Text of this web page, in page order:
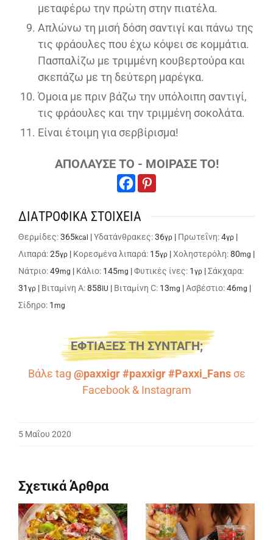
μεταφέρω την πρώτη στην πιατέλα.
Απλώνω τη μισή δόση σαντιγί και πάνω της
τις φράουλες που έχω κόψει σε κομμάτια.
Πασπαλίζω με τριμμένη κουβερτούρα και
σκεπάζω με τη δεύτερη μαρέγκα.
Όμοια με πριν βάζω την υπόλοιπη σαντιγί,
τις φράουλες και την τριμμένη σοκολάτα.
Είναι έτοιμη για σερβίρισμα!
ΑΠΟΛΑΥΣΕ ΤΟ - ΜΟΙΡΑΣΕ ΤΟ!
ΔΙΑΤΡΟΦΙΚΑ ΣΤΟΙΧΕΙΑ
Θερμίδες:365kcal |Υδατάνθρακες:36γρ | Πρωτεΐνη:4γρ |
Λιπαρά:25γρ | Κορεσμένα λιπαρά: 15γρ |Χοληστερόλη:80mg |
Νάτριο:49mg | Κάλιο: 145mg |Φυτικές ίνες: 1 γρ |Σάκχαρα:
31 γρ | Βιταμίνη A:858IU | Βιταμίνη C: 13mg |Ασβέστιο:46mg |
Σίδηρο: 1 mg
ΕΦΤΙΑΞΕΣ ΤΗ ΣΥΝΤΑΓΗ;
Βάλε tag @paxxigr #paxxigr #Paxxi_Fansσε
Facebook& Instagram
5 Μαΐου 2020
Σχετικά Άρθρα